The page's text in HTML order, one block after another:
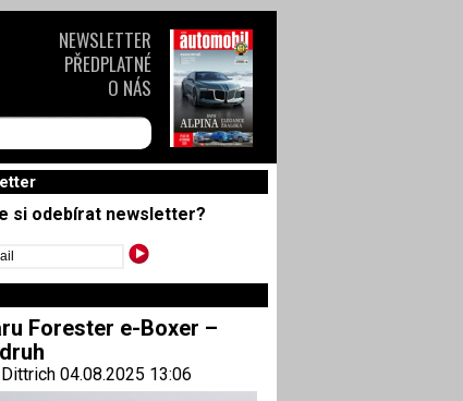
si odebírat newsletter?
Forester e-Boxer –
Dittrich 04.08.2025 13:06
NEWSLETTER
PŘEDPLATNÉ
O NÁS